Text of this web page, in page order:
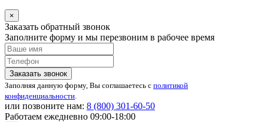
×
Заказать обратный звонок
Заполните форму и мы перезвоним в рабочее время
Заказать звонок
Заполняя данную форму, Вы соглашаетесь с политикой
конфиденциальности.
или позвоните нам: 8 (800) 301-60-50
Работаем ежедневно 09:00-18:00